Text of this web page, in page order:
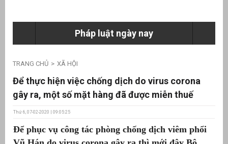
Pháp luật ngày nay
TRANG CHỦ XÃ HỘI
Để thực hiện việc chống dịch do virus corona
gây ra, một số mặt hàng đã được miễn thuế
Thứ 6, 07-02-2020 | 09:05:25
Để phục vụ công tác phòng chống dịch viêm phổi